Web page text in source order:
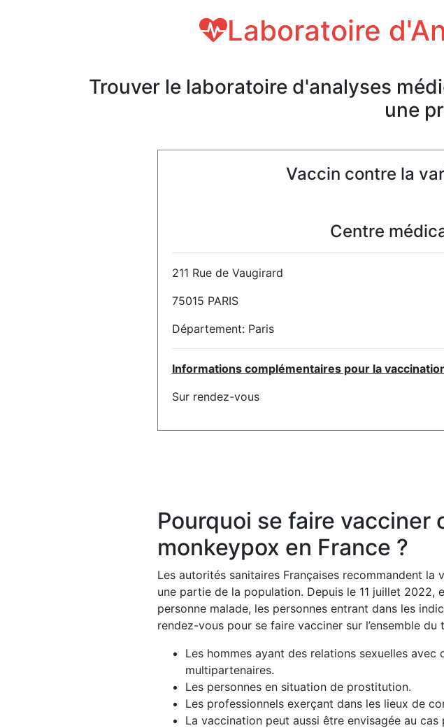
Laboratoire
Trouver le laboratoire d'analyses
une
Vaccin contre la
Centre
211 Rue de Vaugirard
75015 PARIS
Département: Paris
Informations complémentaires pour la
Sur rendez-vous
Pourquoi se faire vacciner
monkeypox en France ?
Les autorités sanitaires Françaises recommandent la
une partie de la population. Depuis le 11 juillet 2022,
personne malade, les personnes entrant dans les
rendez-vous pour se faire vacciner sur l’ensemble du
Les hommes ayant des relations sexuelles
multipartenaires.
Les personnes en situation de prostitution.
Les professionnels exerçant dans les lieux de
La vaccination peut aussi être envisagée au